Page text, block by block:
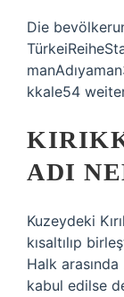
Die
kkale54
ADI
Kuzeydeki
kısaltılıp
Halk
kabul edilse